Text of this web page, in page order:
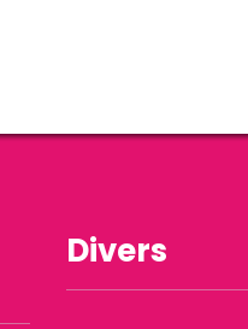
Divers